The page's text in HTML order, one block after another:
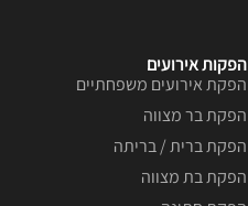
הפקות אירועים
הפקת אירועים משפחתיים
הפקת בר מצווה
הפקת ברית / בריתה
הפקת בת מצווה